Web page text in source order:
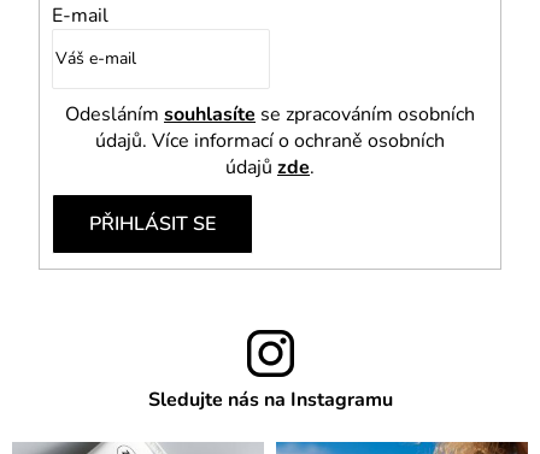
E-mail
Odesláním souhlasíte se zpracováním osobních
údajů. Více informací o ochraně osobních
údajů zde.
PŘIHLÁSIT SE
Sledujte nás na Instagramu